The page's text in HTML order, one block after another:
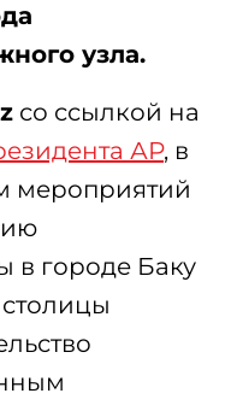
узла.
со ссылкой на
АР, в
мероприятий
в городе Баку